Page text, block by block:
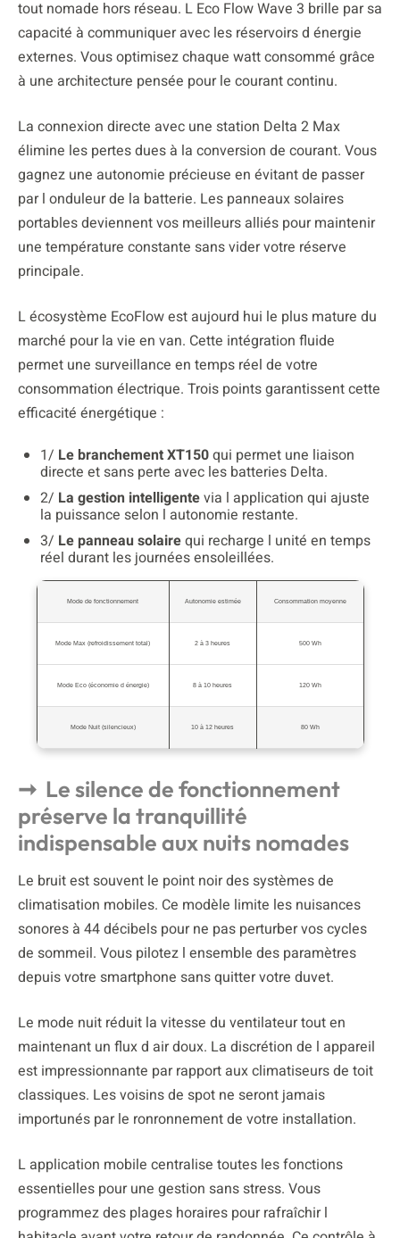
tout nomade hors réseau. L Eco Flow Wave 3 brille par sa
capacité à communiquer avec les réservoirs d énergie
externes. Vous optimisez chaque watt consommé grâce
à une architecture pensée pour le courant continu.
La connexion directe avec une station Delta 2 Max
élimine les pertes dues à la conversion de courant. Vous
gagnez une autonomie précieuse en évitant de passer
par l onduleur de la batterie. Les panneaux solaires
portables deviennent vos meilleurs alliés pour maintenir
une température constante sans vider votre réserve
principale.
L écosystème EcoFlow est aujourd hui le plus mature du
marché pour la vie en van. Cette intégration fluide
permet une surveillance en temps réel de votre
consommation électrique. Trois points garantissent cette
efficacité énergétique :
1/ Le branchement XT150qui permet une liaison
directe et sans perte avec les batteries Delta.
2/ La gestion intelligentevia l application qui ajuste
la puissance selon l autonomie restante.
3/ Le panneau solairequi recharge l unité en temps
réel durant les journées ensoleillées.
Mode de fonctionnement Autonomie estimée Consommation moyenne
Mode Max (refroidissement total) 2 à 3 heures 500 Wh
Mode Eco (économie d énergie) 8 à 10 heures 120 Wh
Mode Nuit (silencieux) 10 à 12 heures 80 Wh
Le silence de fonctionnement
préserve la tranquillité
indispensable aux nuits nomades
Le bruit est souvent le point noir des systèmes de
climatisation mobiles. Ce modèle limite les nuisances
sonores à 44 décibels pour ne pas perturber vos cycles
de sommeil. Vous pilotez l ensemble des paramètres
depuis votre smartphone sans quitter votre duvet.
Le mode nuit réduit la vitesse du ventilateur tout en
maintenant un flux d air doux. La discrétion de l appareil
est impressionnante par rapport aux climatiseurs de toit
classiques. Les voisins de spot ne seront jamais
importunés par le ronronnement de votre installation.
L application mobile centralise toutes les fonctions
essentielles pour une gestion sans stress. Vous
programmez des plages horaires pour rafraîchir l